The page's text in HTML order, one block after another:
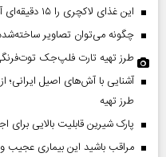
این غذای لاکچری را ۱۵ دقیقه‌ای آماده کنید
چگونه می‌توان تصاویر
طرز تهیه تارت فلپ‌جک
آشنایی با آش‌های اصیل
طرز تهیه
پارک شیرین قابلیت‌ بالایی برای
مراقب باشید این بیماری عجیب و